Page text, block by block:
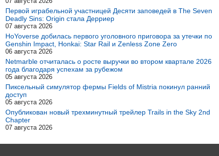
Первой играбельной участницей Десяти заповедей в The Seven
Deadly Sins: Origin стала Дерриер
07 августа 2026
HoYoverse добилась первого уголовного приговора за утечки по
Genshin Impact, Honkai: Star Rail и Zenless Zone Zero
06 августа 2026
Netmarble отчиталась о росте выручки во втором квартале 2026
года благодаря успехам за рубежом
05 августа 2026
Пиксельный симулятор фермы Fields of Mistria покинул ранний
доступ
05 августа 2026
Опубликован новый трехминутный трейлер Trails in the Sky 2nd
Chapter
07 августа 2026